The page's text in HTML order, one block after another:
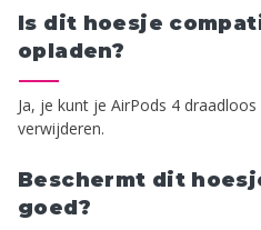
Is dit hoesje
opladen?
Ja, je kunt je AirPods 4
verwijderen.
Beschermt dit
goed?